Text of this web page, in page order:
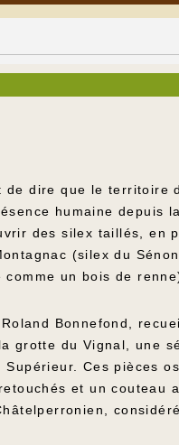
de dire que le
humaine depuis
des silex taillés, en
(silex du
un bois de
Bonnefond,
grotte du Vignal, une
Ces pièces
et un